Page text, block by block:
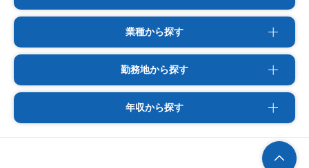
業種から探す
勤務地から探す
年収から探す